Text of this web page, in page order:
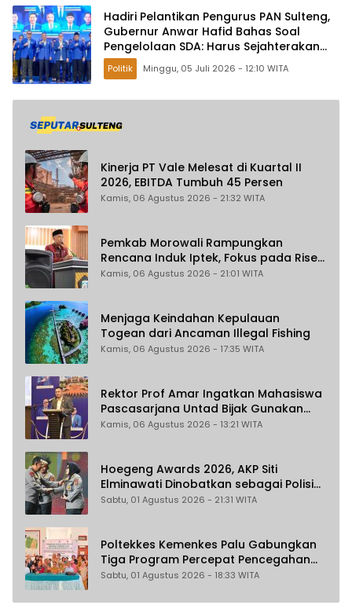
Hadiri Pelantikan Pengurus PAN Sulteng,
Gubernur Anwar Hafid Bahas Soal
Pengelolaan SDA: Harus Sejahterakan
Masyarakat
Politik Minggu, 05 Juli 2026 - 12:10 WITA
Kinerja PT Vale Melesat di Kuartal II
2026, EBITDA Tumbuh 45 Persen
Kamis, 06 Agustus 2026 - 21:32 WITA
Pemkab Morowali Rampungkan
Rencana Induk Iptek, Fokus pada Riset
dan Inovasi Daerah
Kamis, 06 Agustus 2026 - 21:01 WITA
Menjaga Keindahan Kepulauan
Togean dari Ancaman Illegal Fishing
Kamis, 06 Agustus 2026 - 17:35 WITA
Rektor Prof Amar Ingatkan Mahasiswa
Pascasarjana Untad Bijak Gunakan
Akal Imitasi
Kamis, 06 Agustus 2026 - 13:21 WITA
Hoegeng Awards 2026, AKP Siti
Elminawati Dinobatkan sebagai Polisi
Pelindung Perempuan dan Anak
Sabtu, 01 Agustus 2026 - 21:31 WITA
Poltekkes Kemenkes Palu Gabungkan
Tiga Program Percepat Pencegahan
Stunting di Donggala
Sabtu, 01 Agustus 2026 - 18:33 WITA